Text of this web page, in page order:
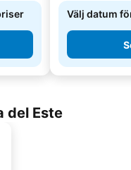
Välj datum
del Este